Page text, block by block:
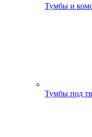
Тумбы и
Тумбы под тв